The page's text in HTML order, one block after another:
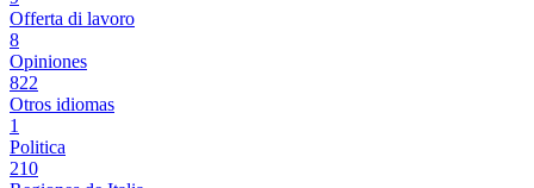
Offerta di lavoro
8
Opiniones
822
Otros idiomas
1
Politica
210